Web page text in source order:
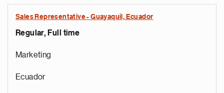
Sales Representative - Guayaquil, Ecuador
Regular, Full time
Marketing
Ecuador